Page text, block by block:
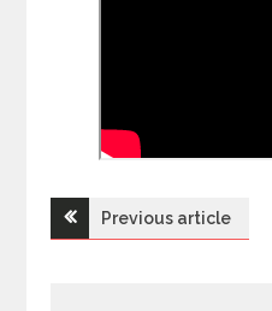
Н
Previous article